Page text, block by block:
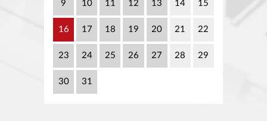
9 10 11 12 13 14 15
16 17 18 19 20 21 22
23 24 25 26 27 28 29
30 31